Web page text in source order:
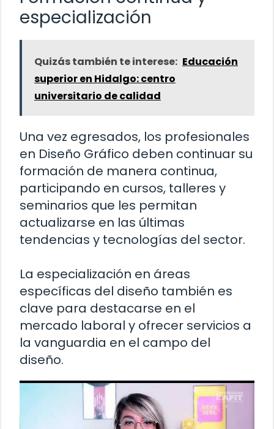
especialización
Quizás también te interese: Educación
superior en Hidalgo: centro
universitario de calidad
Una vez egresados, los profesionales
en Diseño Gráfico deben continuar su
formación de manera continua,
participando en cursos, talleres y
seminarios que les permitan
actualizarse en las últimas
tendencias y tecnologías del sector.
La especialización en áreas
específicas del diseño también es
clave para destacarse en el
mercado laboral y ofrecer servicios a
la vanguardia en el campo del
diseño.